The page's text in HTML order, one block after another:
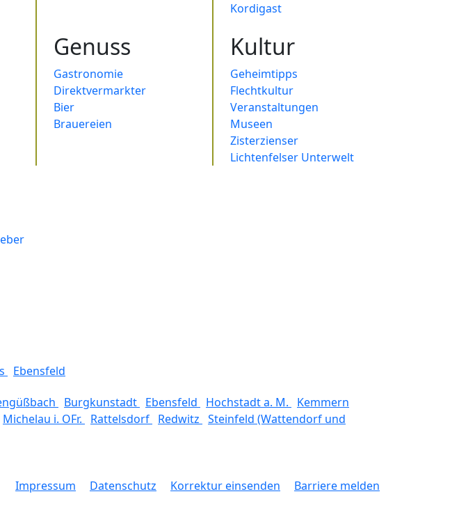
Kordigast
Genuss
Gastronomie
Direktvermarkter
Bier
Brauereien
Kultur
Geheimtipps
Flechtkultur
Veranstaltungen
Museen
Zisterzienser
Lichtenfelser Unterwelt
Ebensfeld
Burgkunstadt Ebensfeld Hochstadt a. M.
Kemmern
Michelau i. OFr. Rattelsdorf Redwitz Steinfeld (Wattendorf und
Impressum Datenschutz Korrektur einsenden Barriere melden